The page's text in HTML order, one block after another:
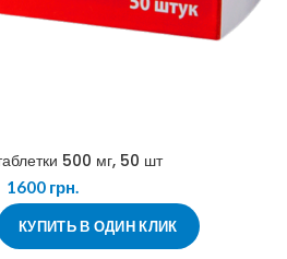
500 мг, 50 шт
1600 грн.
КУПИТЬ В ОДИН КЛИК